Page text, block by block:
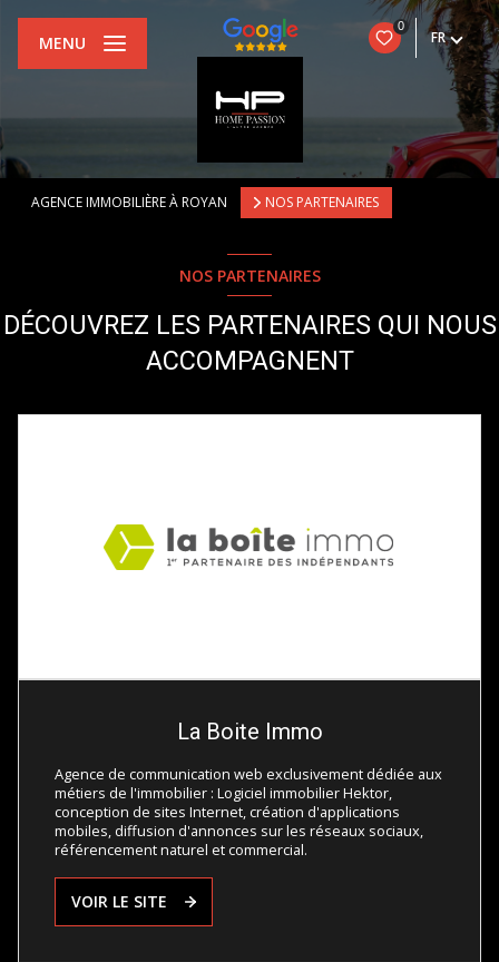
0
FR
MENU
AGENCE IMMOBILIÈRE À ROYAN NOS PARTENAIRES
NOS PARTENAIRES
DÉCOUVREZ LES PARTENAIRES QUI NOUS
ACCOMPAGNENT
La Boite Immo
Agence de communication web exclusivement dédiée aux
métiers de l'immobilier : Logiciel immobilier Hektor,
conception de sites Internet, création d'applications
mobiles, diffusion d'annonces sur les réseaux sociaux,
référencement naturel et commercial.
VOIR LE SITE